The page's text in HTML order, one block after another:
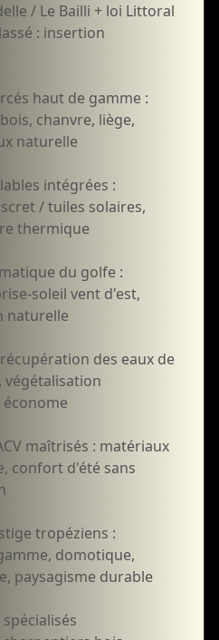
/ Le Bailli + loi Littoral
: insertion
haut de gamme :
chanvre, liège,
naturelle
intégrées :
/ tuiles solaires,
thermique
du golfe :
soleil vent d'est,
naturelle
des eaux de
végétalisation
maîtrisés : matériaux
confort d'été sans
tropéziens :
domotique,
paysagisme durable